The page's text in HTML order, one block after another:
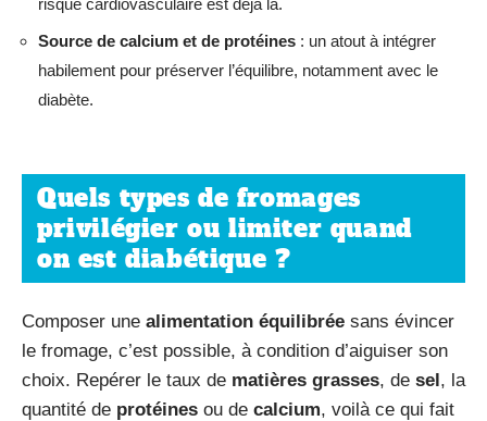
Source de calcium et de protéines : un atout à intégrer
habilement pour préserver l’équilibre, notamment avec le
diabète.
Quels types de fromages
privilégier ou limiter quand
on est diabétique ?
Composer une alimentation équilibrée sans évincer
le fromage, c’est possible, à condition d’aiguiser son
choix. Repérer le taux de matières grasses, de sel, la
quantité de protéines ou de calcium, voilà ce qui fait